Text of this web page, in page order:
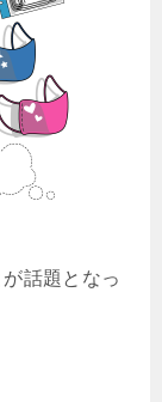
話題となっ